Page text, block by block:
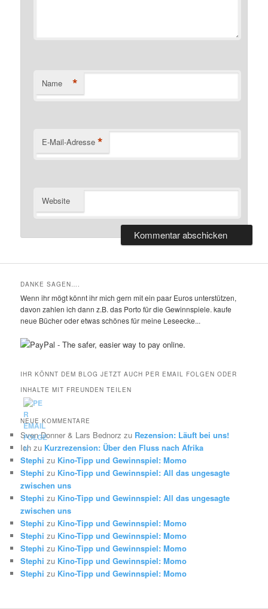
Name *
E-Mail-Adresse *
Website
DANKE SAGEN….
Wenn ihr mögt könnt ihr mich gern mit ein paar Euros unterstützen,
davon zahlen ich dann z.B. das Porto für die Gewinnspiele. kaufe
neue Bücher oder etwas schönes für meine Leseecke...
IHR KÖNNT DEM BLOG JETZT AUCH PER EMAIL FOLGEN ODER
INHALTE MIT FREUNDEN TEILEN
NEUE KOMMENTARE
Sven Donner & Lars Bednorz zu Rezension: Läuft bei uns!
Ich zu Kurzrezension: Über den Fluss nach Afrika
Stephi zu Kino-Tipp und Gewinnspiel: Momo
Stephi zu Kino-Tipp und Gewinnspiel: All das ungesagte
zwischen uns
Stephi zu Kino-Tipp und Gewinnspiel: All das ungesagte
zwischen uns
Stephi zu Kino-Tipp und Gewinnspiel: Momo
Stephi zu Kino-Tipp und Gewinnspiel: Momo
Stephi zu Kino-Tipp und Gewinnspiel: Momo
Stephi zu Kino-Tipp und Gewinnspiel: Momo
Stephi zu Kino-Tipp und Gewinnspiel: Momo